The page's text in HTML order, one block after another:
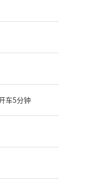
车5分钟